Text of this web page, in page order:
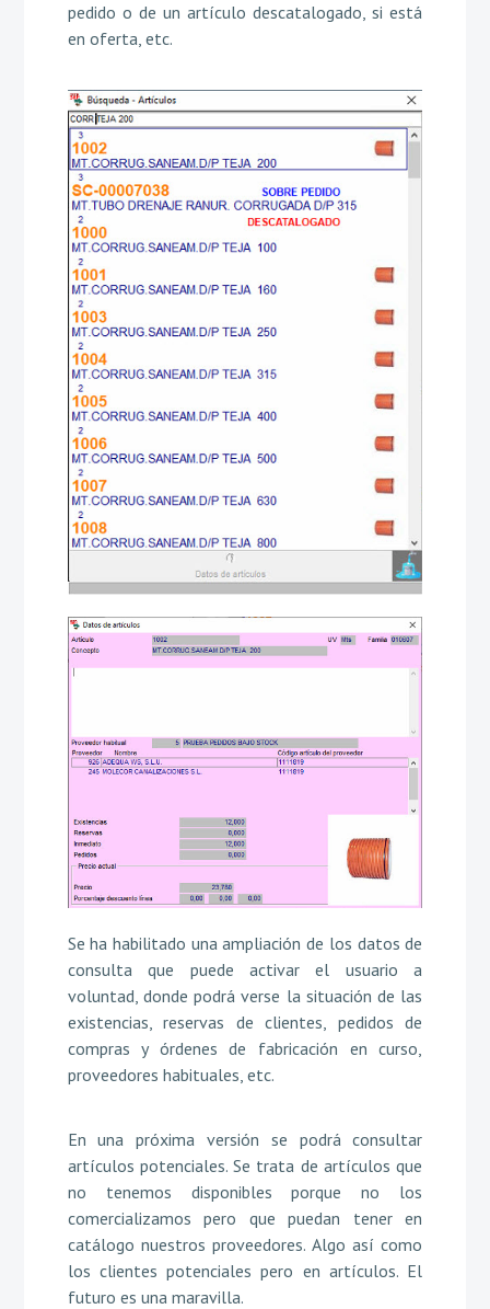
pedido o de un artículo descatalogado, si está
en oferta, etc.
Se ha habilitado una ampliación de los datos de
consulta que puede activar el usuario a
voluntad, donde podrá verse la situación de las
existencias, reservas de clientes, pedidos de
compras y órdenes de fabricación en curso,
proveedores habituales, etc.
En una próxima versión se podrá consultar
artículos potenciales. Se trata de artículos que
no tenemos disponibles porque no los
comercializamos pero que puedan tener en
catálogo nuestros proveedores. Algo así como
los clientes potenciales pero en artículos. El
futuro es una maravilla.